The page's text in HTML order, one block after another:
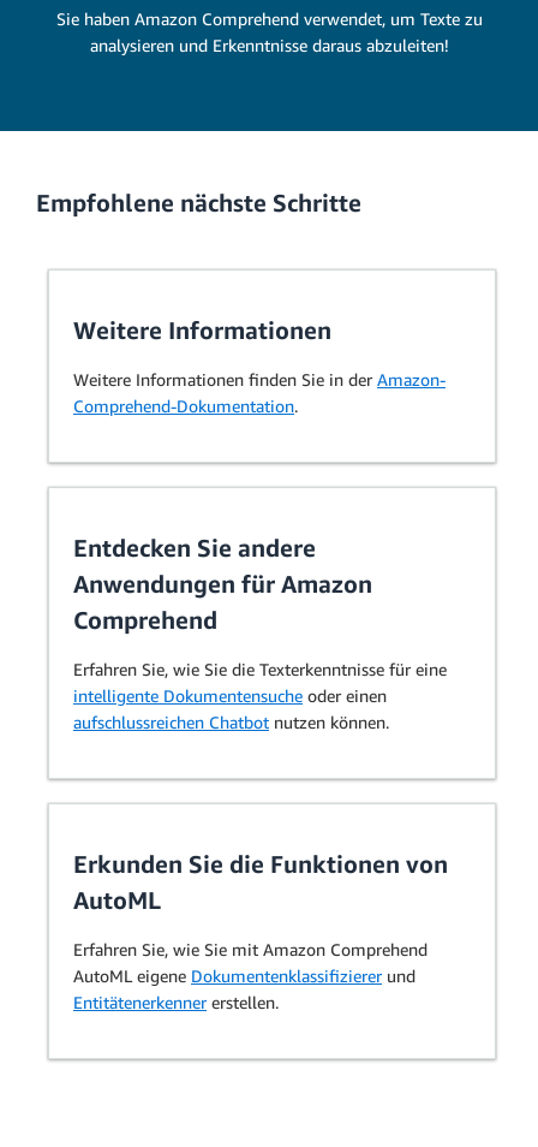
Sie haben Amazon Comprehend verwendet, um Texte zu
analysieren und Erkenntnisse daraus abzuleiten!
Empfohlene nächste Schritte
Weitere Informationen
Weitere Informationen finden Sie in der Amazon-
Comprehend-Dokumentation.
Entdecken Sie andere
Anwendungen für Amazon
Comprehend
Erfahren Sie, wie Sie die Texterkenntnisse für eine
intelligente Dokumentensuche oder einen
aufschlussreichen Chatbot nutzen können.
Erkunden Sie die Funktionen von
AutoML
Erfahren Sie, wie Sie mit Amazon Comprehend
AutoML eigene Dokumentenklassifiziererund
Entitätenerkennererstellen.